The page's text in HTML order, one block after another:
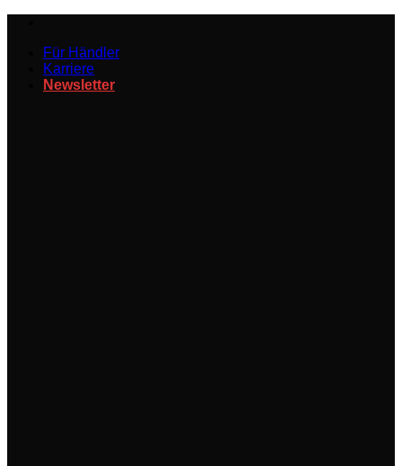
springenFür Händler
Karriere
Newsletter